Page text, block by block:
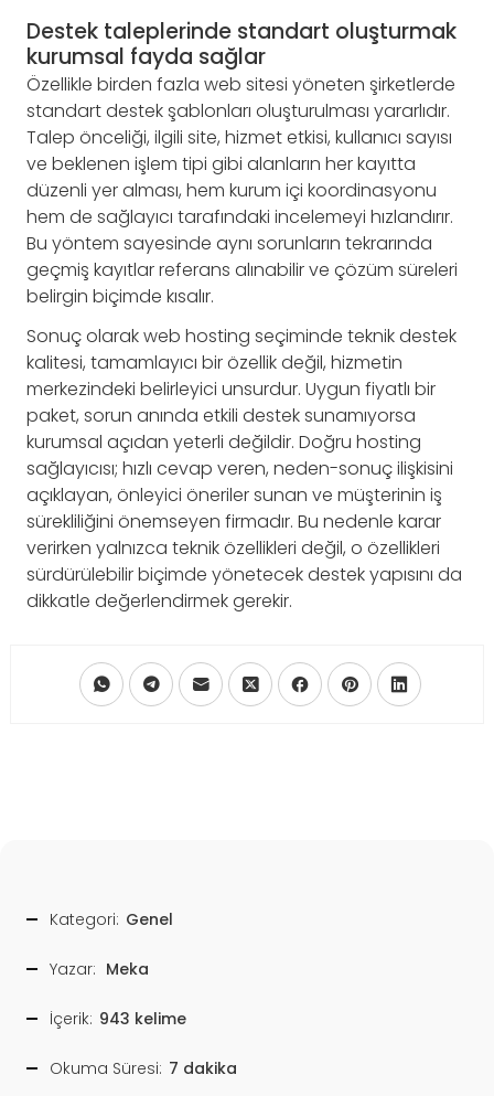
Destek taleplerinde standart oluşturmak
kurumsal fayda sağlar
Özellikle birden fazla web sitesi yöneten şirketlerde
standart destek şablonları oluşturulması yararlıdır.
Talep önceliği, ilgili site, hizmet etkisi, kullanıcı sayısı
ve beklenen işlem tipi gibi alanların her kayıtta
düzenli yer alması, hem kurum içi koordinasyonu
hem de sağlayıcı tarafındaki incelemeyi hızlandırır.
Bu yöntem sayesinde aynı sorunların tekrarında
geçmiş kayıtlar referans alınabilir ve çözüm süreleri
belirgin biçimde kısalır.
Sonuç olarak web hosting seçiminde teknik destek
kalitesi, tamamlayıcı bir özellik değil, hizmetin
merkezindeki belirleyici unsurdur. Uygun fiyatlı bir
paket, sorun anında etkili destek sunamıyorsa
kurumsal açıdan yeterli değildir. Doğru hosting
sağlayıcısı; hızlı cevap veren, neden-sonuç ilişkisini
açıklayan, önleyici öneriler sunan ve müşterinin iş
sürekliliğini önemseyen firmadır. Bu nedenle karar
verirken yalnızca teknik özellikleri değil, o özellikleri
sürdürülebilir biçimde yönetecek destek yapısını da
dikkatle değerlendirmek gerekir.
Kategori: Genel
Yazar: Meka
İçerik: 943 kelime
Okuma Süresi: 7 dakika